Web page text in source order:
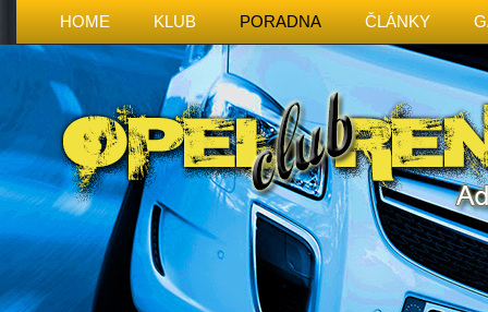
HOME KLUB PORADNA ČLÁNKY